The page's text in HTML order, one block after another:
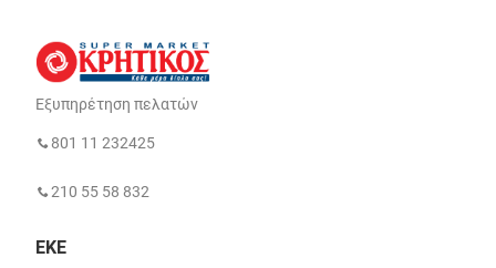
Εξυπηρέτηση πελατών
801 11 232425
210 55 58 832
ΕΚΕ